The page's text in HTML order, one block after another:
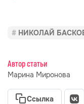
НИКОЛАЙ
Автор статьи
Марина Миронова
Ссылка